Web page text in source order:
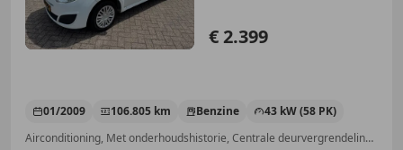
€ 2.399
01/2009 106.805 km Benzine
43 kW (58 PK)
Airconditioning, Met onderhoudshistorie, Centrale deurvergrendeling met afstandsbediening, Elektrische ramen, CD, Radio